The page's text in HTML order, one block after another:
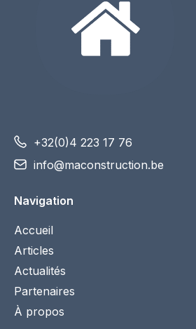
+32(0)4 223 17 76
info@maconstruction.be
Navigation
Accueil
Articles
Actualités
Partenaires
À propos